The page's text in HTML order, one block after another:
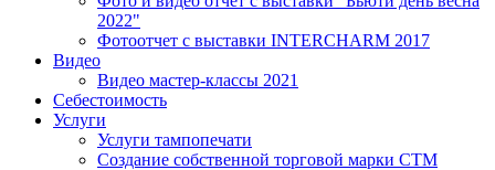
2022"
Фотоотчет с выставки INTERCHARM 2017
Видео
Видео мастер-классы 2021
Себестоимость
Услуги
Услуги тампопечати
Создание собственной торговой марки СТМ